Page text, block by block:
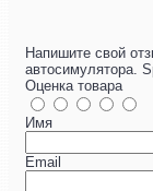
Напишите свой
автосимулятора.
Оценка товара
Имя
Email